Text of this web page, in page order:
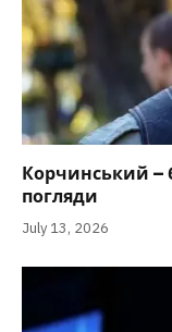
Корчинський –
погляди
July 13, 2026